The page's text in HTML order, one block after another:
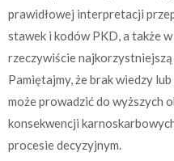
prawidłowej interpretacji
stawek i kodów PKD, a także
rzeczywiście najkorzystniejszą
Pamiętajmy, że brak wiedzy
może prowadzić do wyższych
konsekwencji
procesie decyzyjnym.